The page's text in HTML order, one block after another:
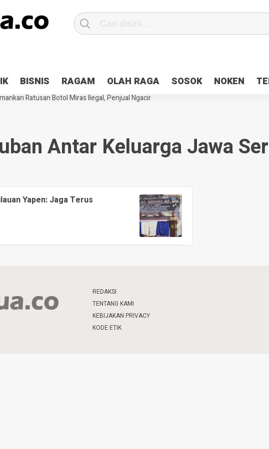
BISNIS RAGAM OLAH RAGA SOSOK NOKEN
2×24 jam di Kota Jayapura
Pesan Sejuk Polri di Deklarasi Pemilu Ceria Tanah
Terbakar
Hibah Pilkada Jayapura Cair 10 Persen, Deposit Kas Daerah Rp23
Ratusan Botol Miras Ilegal, Penjual Ngacir
Antar Keluarga Jawa
Yapen: Jaga Terus
REDAKSI
TENTANG KAMI
KEBIJAKAN PRIVACY
KODE ETIK